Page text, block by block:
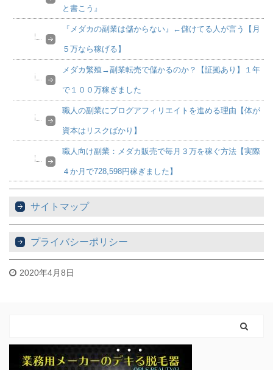
と書こう』
『メダカの副業は儲からない』←儲けてる人が言う【月
５万なら稼げる】
メダカ繁殖→副業転売で儲かるのか？【証拠あり】１年
で１００万稼ぎました
職人の副業にブログアフィリエイトを進める理由【体が
資本はリスクばかり】
職人向け副業：メダカ販売で毎月３万を稼ぐ方法【実際
４か月で728,598円稼ぎました】
サイトマップ
プライバシーポリシー
2020年4月8日